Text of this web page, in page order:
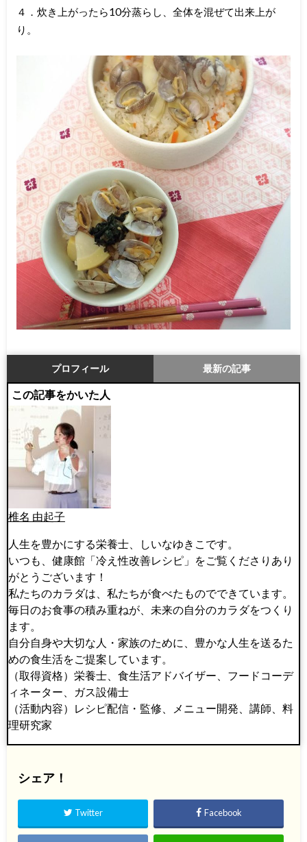
４．炊き上がったら10分蒸らし、全体を混ぜて出来上が
り。
プロフィール 最新の記事
この記事をかいた人
椎名 由起子
人生を豊かにする栄養士、しいなゆきこです。
いつも、健康館「冷え性改善レシピ」をご覧くださりあり
がとうございます！
私たちのカラダは、私たちが食べたものでできています。
毎日のお食事の積み重ねが、未来の自分のカラダをつくり
ます。
自分自身や大切な人・家族のために、豊かな人生を送るた
めの食生活をご提案しています。
（取得資格）栄養士、食生活アドバイザー、フードコーデ
ィネーター、ガス設備士
（活動内容）レシピ配信・監修、メニュー開発、講師、料
理研究家
シェア！
Twitter Facebook